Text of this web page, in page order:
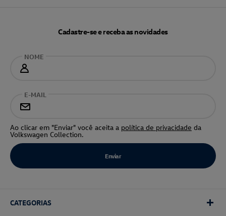
Cadastre-se e receba as novidades
NOME
E-MAIL
Ao clicar em "Enviar" você aceita a política de privacidade da
Volkswagen Collection.
CATEGORIAS